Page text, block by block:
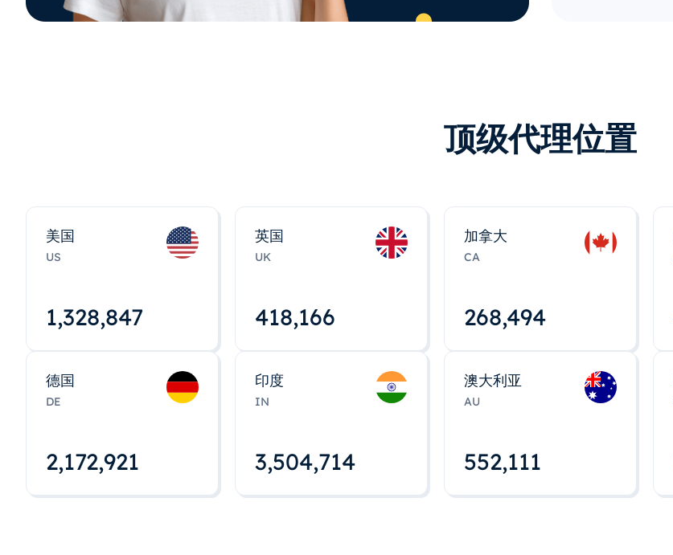
顶级代理位置
美国
US
1,328,848
英国
UK
418,167
加拿大
CA
268,495
德国
DE
2,172,922
印度
IN
3,504,715
澳大利亚
AU
552,112